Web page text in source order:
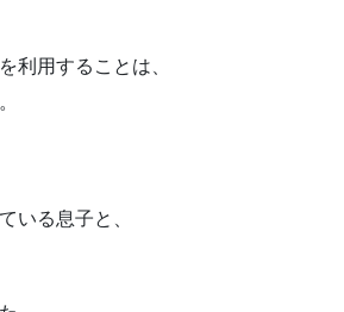
利用することは、
いる息子と、